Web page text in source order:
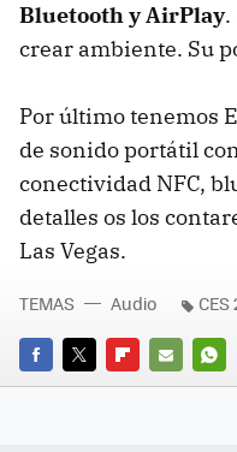
Bluetooth y AirPlay.
crear ambiente. Su
Por último tenemos
de sonido portátil
conectividad NFC,
detalles os los
Las Vegas.
FACEBOOK
TWITTERFLIPBOARD
E-
TEMAS Audio CES